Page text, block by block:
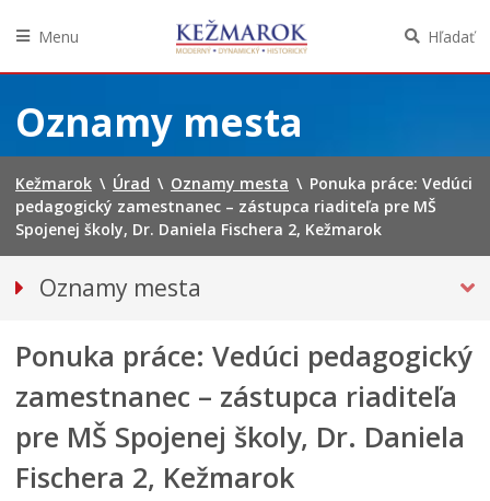
obsah
Menu Hľadať
Oznamy mesta
Kežmarok \ Úrad \ Oznamy mesta \ Ponuka práce: Vedúci
pedagogický zamestnanec – zástupca riaditeľa pre MŠ
Spojenej školy, Dr. Daniela Fischera 2, Kežmarok
Oznamy mesta
Bezpečnosť
Straty a nálezy
Doprava, údržba komunikácií
Financie
Kultúra, šport a propagácia
Ponuka práce: Vedúci pedagogický
zamestnanec – zástupca riaditeľa
pre MŠ Spojenej školy, Dr. Daniela
Fischera 2, Kežmarok